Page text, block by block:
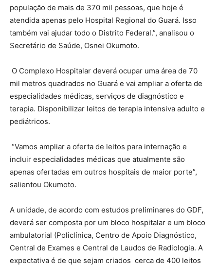
população de mais de 370 mil pessoas, que hoje é
atendida apenas pelo Hospital Regional do Guará. Isso
também vai ajudar todo o Distrito Federal.”, analisou o
Secretário de Saúde, Osnei Okumoto.
O Complexo Hospitalar deverá ocupar uma área de 70
mil metros quadrados no Guará e vai ampliar a oferta de
especialidades médicas, serviços de diagnóstico e
terapia. Disponibilizar leitos de terapia intensiva adulto e
pediátricos.
“Vamos ampliar a oferta de leitos para internação e
incluir especialidades médicas que atualmente são
apenas ofertadas em outros hospitais de maior porte”,
salientou Okumoto.
A unidade, de acordo com estudos preliminares do GDF,
deverá ser composta por um bloco hospitalar e um bloco
ambulatorial (Policlínica, Centro de Apoio Diagnóstico,
Central de Exames e Central de Laudos de Radiologia. A
expectativa é de que sejam criados cerca de 400 leitos